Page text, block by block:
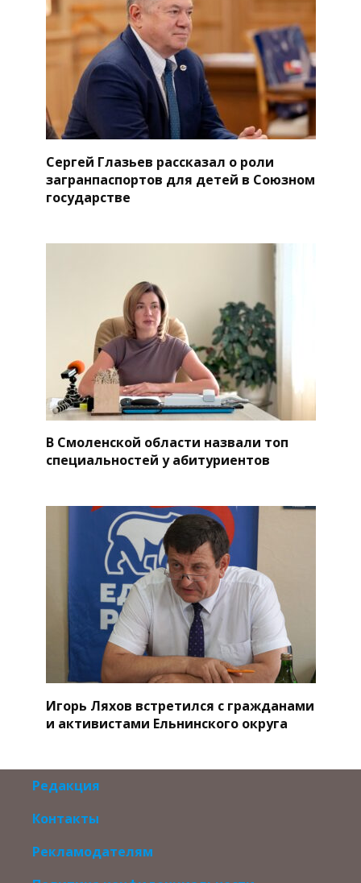
Сергей Глазьев рассказал о роли
загранпаспортов для детей в Союзном
государстве
В Смоленской области назвали топ
специальностей у абитуриентов
Игорь Ляхов встретился с гражданами
и активистами Ельнинского округа
Редакция
Контакты
Рекламодателям